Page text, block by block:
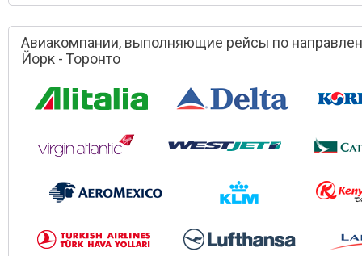
Авиакомпании, выполняющие рейсы по
Йорк - Торонто